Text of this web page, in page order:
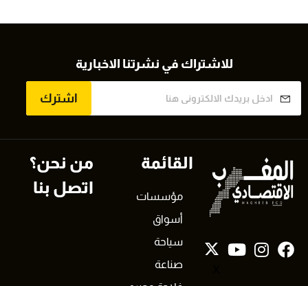
للاشتراك في نشرتنا الاخبارية
اشترك
القائمة
مؤسسات
أسواق
سياحة
صناعة
من نحن؟
اتصل بنا